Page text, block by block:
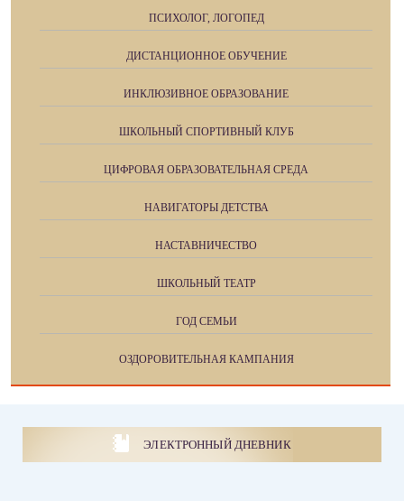
ПСИХОЛОГ, ЛОГОПЕД
ДИСТАНЦИОННОЕ ОБУЧЕНИЕ
ИНКЛЮЗИВНОЕ ОБРАЗОВАНИЕ
ШКОЛЬНЫЙ СПОРТИВНЫЙ КЛУБ
ЦИФРОВАЯ ОБРАЗОВАТЕЛЬНАЯ СРЕДА
НАВИГАТОРЫ ДЕТСТВА
НАСТАВНИЧЕСТВО
ШКОЛЬНЫЙ ТЕАТР
ГОД СЕМЬИ
ОЗДОРОВИТЕЛЬНАЯ КАМПАНИЯ
ЭЛЕКТРОННЫЙ ДНЕВНИК